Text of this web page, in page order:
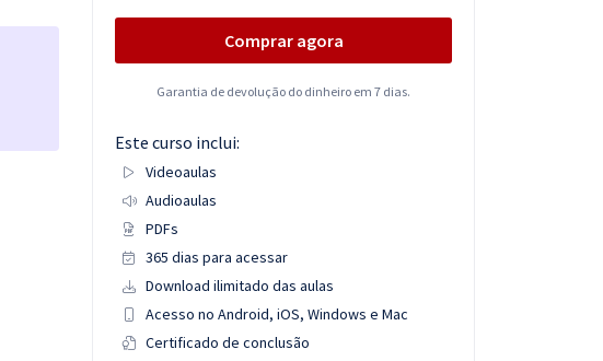
Comprar agora
Garantia de devolução do dinheiro em 7 dias.
Este curso inclui:
Videoaulas
Audioaulas
PDFs
365 dias para acessar
Download ilimitado das aulas
Acesso no Android, iOS, Windows e Mac
Certificado de conclusão